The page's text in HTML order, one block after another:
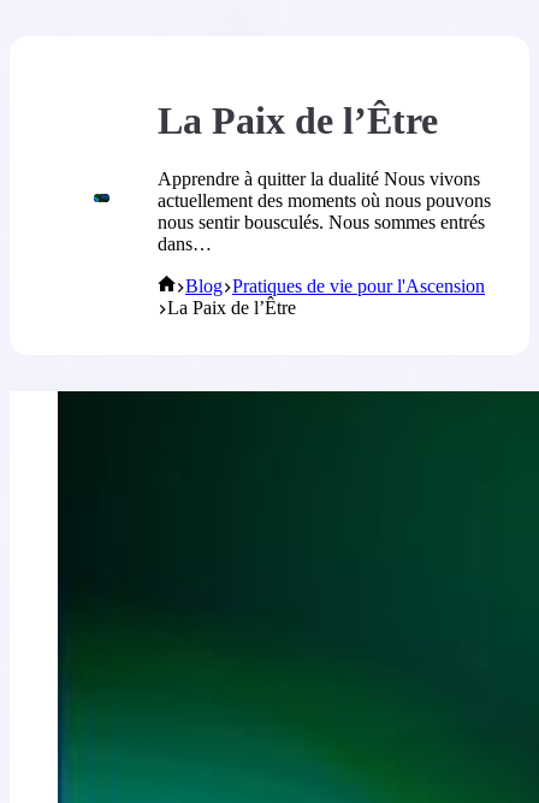
La Paix de l’Être
Apprendre à quitter la dualité Nous vivons
actuellement des moments où nous pouvons
nous sentir bousculés. Nous sommes entrés
dans…
Blog Pratiques de vie pour l'Ascension
La Paix de l’Être